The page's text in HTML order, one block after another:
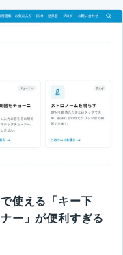
使える「キー下
ー」が便利すぎる